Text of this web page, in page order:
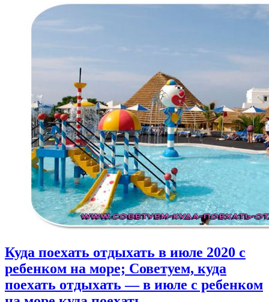
Куда поехать отдыхать в июле 2020 с
ребенком на море; Советуем, куда
поехать отдыхать — в июле с ребенком